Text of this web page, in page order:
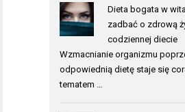
Dieta bogata w
zadbać o zdrową
codziennej diecie
Wzmacnianie organizmu
odpowiednią dietę staje się
tematem …